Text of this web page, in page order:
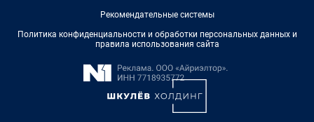
Рекомендательные системы
Политика конфиденциальности и обработки персональных данных и
правила использования сайта